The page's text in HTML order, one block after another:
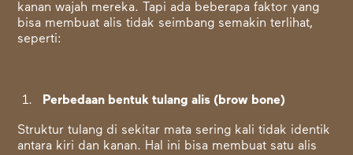
kanan wajah mereka. Tapi ada beberapa faktor yang
bisa membuat alis tidak seimbang semakin terlihat,
seperti:
Perbedaan bentuk tulang alis (brow bone)
Struktur tulang di sekitar mata sering kali tidak identik
antara kiri dan kanan. Hal ini bisa membuat satu alis